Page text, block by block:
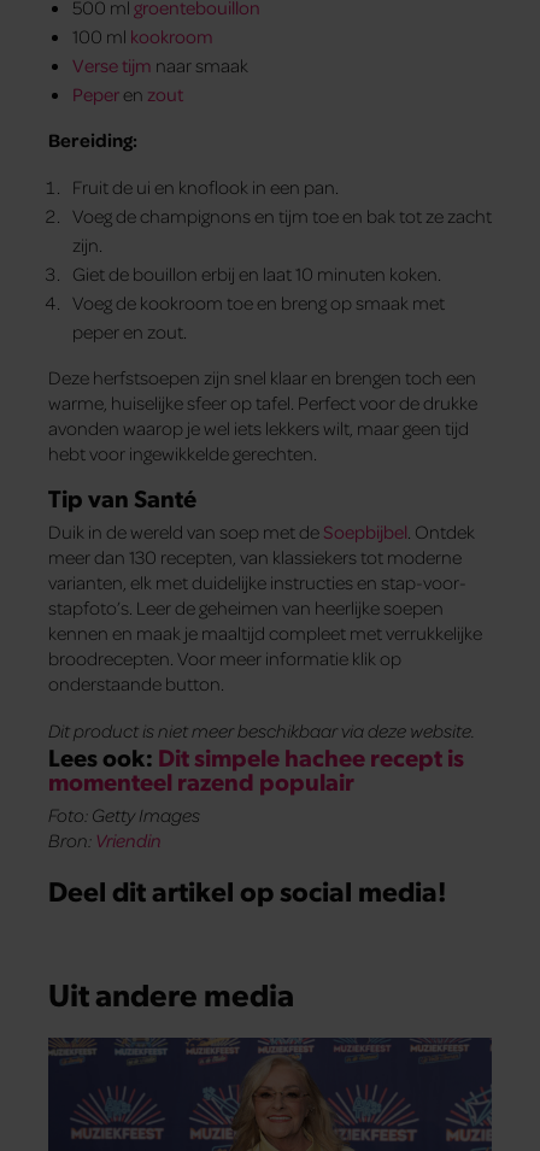
500 ml groentebouillon
100 ml kookroom
Verse tijm naar smaak
Peper en zout
Bereiding:
Fruit de ui en knoflook in een pan.
Voeg de champignons en tijm toe en bak tot ze zacht
zijn.
Giet de bouillon erbij en laat 10 minuten koken.
Voeg de kookroom toe en breng op smaak met
peper en zout.
Deze herfstsoepen zijn snel klaar en brengen toch een
warme, huiselijke sfeer op tafel. Perfect voor de drukke
avonden waarop je wel iets lekkers wilt, maar geen tijd
hebt voor ingewikkelde gerechten.
Tip van Santé
Duik in de wereld van soep met de Soepbijbel . Ontdek
meer dan 130 recepten, van klassiekers tot moderne
varianten, elk met duidelijke instructies en stap-voor-
stapfoto’s. Leer de geheimen van heerlijke soepen
kennen en maak je maaltijd compleet met verrukkelijke
broodrecepten. Voor meer informatie klik op
onderstaande button.
Dit product is niet meer beschikbaar via deze website.
Lees ook: Dit simpele hachee recept is
momenteel razend populair
Foto: Getty Images
Bron: Vriendin
Deel dit artikel op social media!
Uit andere media